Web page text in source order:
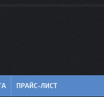
ПРАЙС-ЛИСТ